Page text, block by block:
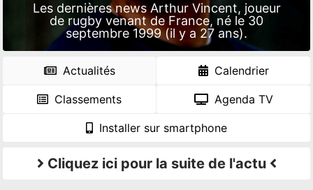
Les dernières news Arthur Vincent, joueur
de rugby venant de France, né le 30
septembre 1999 (il y a 27 ans).
Actualités Calendrier
Classements Agenda TV
Installer sur smartphone
Cliquez ici pour la suite de l'actu